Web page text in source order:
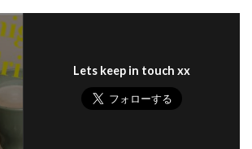
Lets keep in touch xx